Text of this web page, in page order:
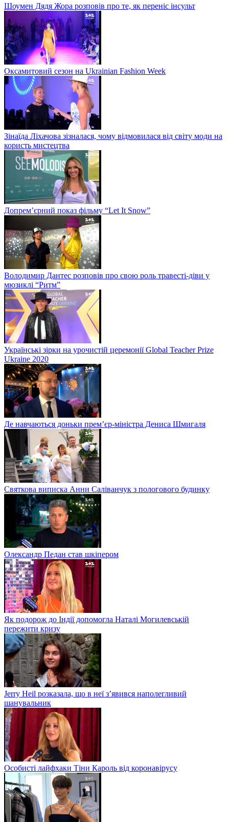
Шоумен Дядя Жора розповів про те, як переніс інсульт
Оксамитовий сезон на Ukrainian Fashion Week
Зінаїда Ліхачова зізналася, чому відмовилася від світу моди на
користь мистецтва
Допрем’єрний показ фільму “Let It Snow”
Володимир Дантес розповів про свою роль травесті-діви у
мюзиклі “Ритм”
Українські зірки на урочистій церемонії Global Teacher Prize
Ukraine 2020
Де навчаються доньки прем’єр-міністра Дениса Шмигаля
Святкова виписка Анни Саліванчук з пологового будинку
Олександр Педан став шкіпером
Як подорож до Індії допомогла Наталі Могилевській
пережити кризу
Jerry Heil розказала, що в неї з’явився наполегливий
шанувальник
Особисті лайфхаки Тіни Кароль від коронавірусу